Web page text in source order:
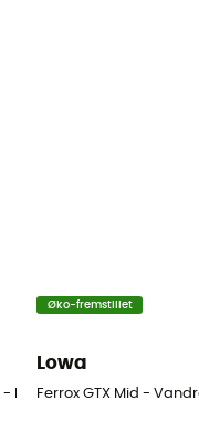
- Damer
Øko-fremstillet
Lowa
Ferrox GTX Mid -